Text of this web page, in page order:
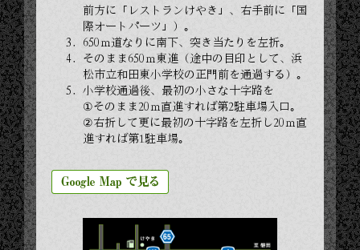
前方に「レストランけやき」、右手前に「国
際オートパーツ」）。
650ｍ道なりに南下、突き当たりを左折。
そのまま650ｍ東進（途中の目印として、浜
松市立和田東小学校の正門前を通過する）。
小学校通過後、最初の小さな十字路を
①そのまま20ｍ直進すれば第2駐車場入口。
②右折して更に最初の十字路を左折し20ｍ直
進すれば第1駐車場。